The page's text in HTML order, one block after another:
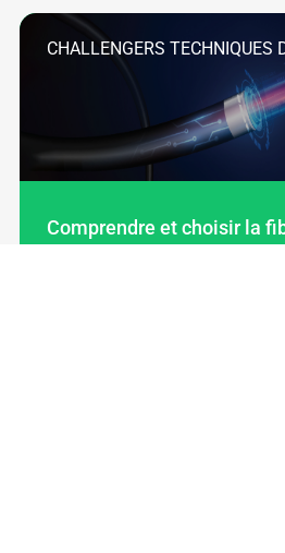
CHALLENGERS TECHNIQUES
Comprendre et choisir la